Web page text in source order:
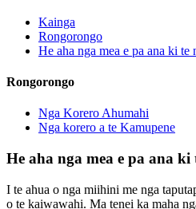
Kainga
Rongorongo
He aha nga mea e pa ana ki
Rongorongo
Nga Korero Ahumahi
Nga korero a te Kamupene
He aha nga mea e pa ana
I te ahua o nga miihini me nga
o te kaiwawahi. Ma tenei ka maha